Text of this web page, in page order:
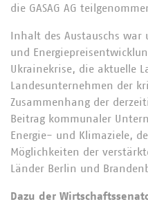
die GASAG AG
Inhalt des Austauschs
und
Ukrainekrise, die aktuelle
Landesunternehmen der
Zusammenhang der
Beitrag kommunaler
Energie- und Klimaziele,
Möglichkeiten der
Länder Berlin und
Dazu der